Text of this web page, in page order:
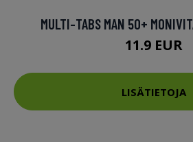
MULTI-TABS MAN 50+
11.9 EUR
LISÄTIETOJA